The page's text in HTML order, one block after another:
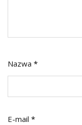
Nazwa *
E-mail *